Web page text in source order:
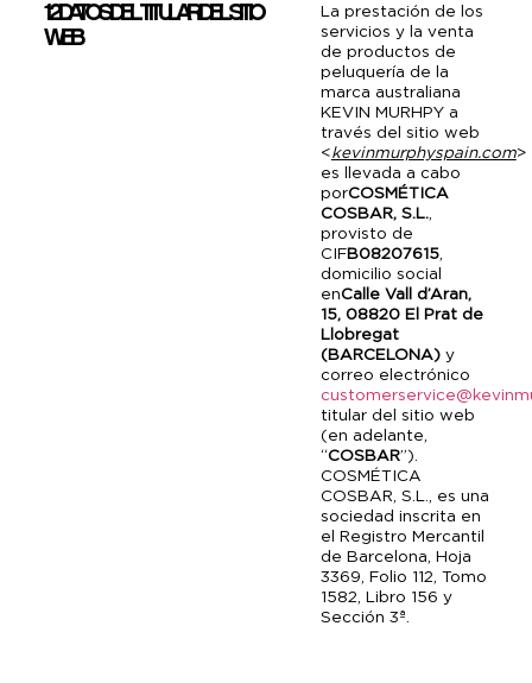
1.2 DATOS DEL TITULAR DEL SITIO
WEB
La prestación de los
servicios y la venta
de productos de
peluquería de la
marca australiana
KEVIN MURHPY a
través del sitio web
<kevinmurphyspain.com>
es llevada a cabo
porCOSMÉTICA
COSBAR, S.L.,
provisto de
CIFB08207615,
domicilio social
enCalle Vall d’Aran,
15, 08820 El Prat de
Llobregat
(BARCELONA)y
correo electrónico
titular del sitio web
(en adelante,
“COSBAR”).
COSMÉTICA
COSBAR, S.L., es una
sociedad inscrita en
el Registro Mercantil
de Barcelona, Hoja
3369, Folio 112, Tomo
1582, Libro 156 y
Sección 3ª.